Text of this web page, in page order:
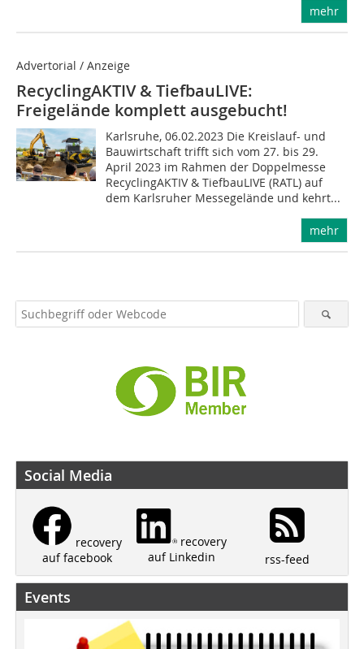
mehr
Advertorial / Anzeige
RecyclingAKTIV & TiefbauLIVE:
Freigelände komplett ausgebucht!
Karlsruhe, 06.02.2023 Die Kreislauf- und
Bauwirtschaft trifft sich vom 27. bis 29.
April 2023 im Rahmen der Doppelmesse
RecyclingAKTIV & TiefbauLIVE (RATL) auf
dem Karlsruher Messegelände und kehrt...
mehr
Social Media
recovery
auf facebook
recovery
auf Linkedin
rss-feed
Events